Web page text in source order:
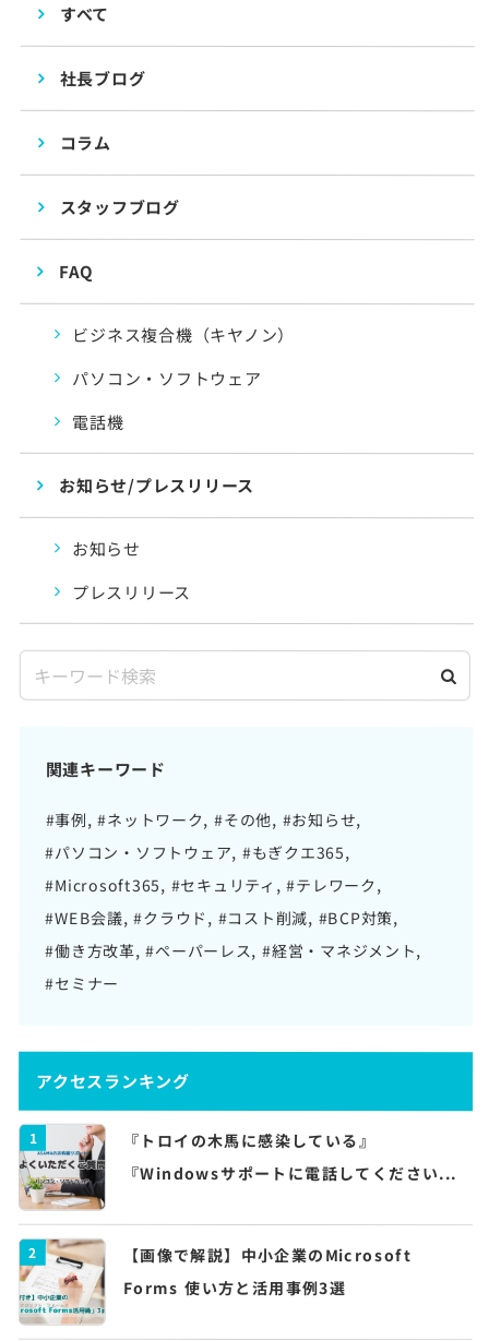
すべて
社長ブログ
コラム
スタッフブログ
FAQ
ビジネス複合機（キヤノン）
パソコン・ソフトウェア
電話機
お知らせ/プレスリリース
お知らせ
プレスリリース
関連キーワード
#事例 #ネットワーク #その他 #お知らせ
#パソコン・ソフトウェア #もぎクエ365
#Microsoft365 #セキュリティ #テレワーク
#WEB会議 #クラウド #コスト削減 #BCP対策
#働き方改革 #ペーパーレス #経営・マネジメント
#セミナー
アクセスランキング
1 『トロイの木馬に感染している』
『Windowsサポートに電話してください...
2 【画像で解説】中小企業のMicrosoft
Forms 使い方と活用事例3選